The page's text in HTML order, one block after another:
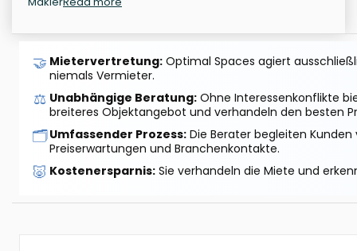
🤝 Mietervertretung: Optimal Spaces agiert
niemals Vermieter.
⚖️ Unabhängige Beratung: Ohne Interessenkonflikte
breiteres Objektangebot und verhandeln den besten
🗂️Umfassender Prozess: Die Berater begleiten Kunden
Preiserwartungen und Branchenkontakte.
🐷 Kostenersparnis: Sie verhandeln die Miete und